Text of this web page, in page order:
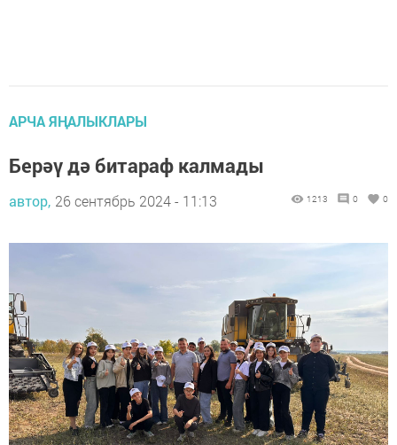
АРЧА ЯҢАЛЫКЛАРЫ
Берәү дә битараф калмады
автор, 26 сентябрь 2024 - 11:13 1213 0 0